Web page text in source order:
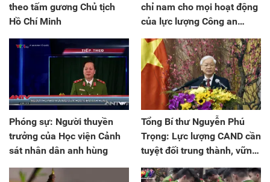
theo tấm gương Chủ tịch
Hồ Chí Minh
chỉ nam cho mọi hoạt động
của lực lượng Công an
Phóng sự: Người thuyền
trưởng của Học viện Cảnh
sát nhân dân anh hùng
Tổng Bí thư Nguyễn Phú
Trọng: Lực lượng CAND cần
tuyệt đối trung thành, vững
vàng và luôn luôn cảnh giác